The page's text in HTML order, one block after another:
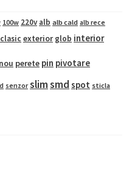
100w 220v alb alb cald alb rece
clasic exterior glob interior
perete pin pivotare
senzor slimsmd spot sticla